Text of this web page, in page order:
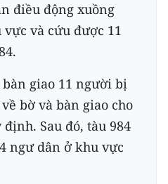
điều động xuồng
và cứu được 11
giao 11 người bị
bờ và bàn giao cho
Sau đó, tàu 984
ngư dân ở khu vực